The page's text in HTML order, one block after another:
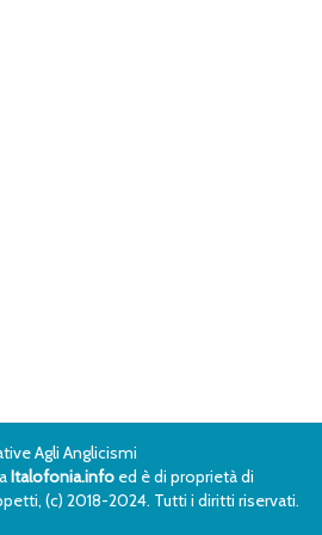
Agli Anglicismi
Italofonia.info ed è di proprietà di
(c) 2018-2024. Tutti i diritti riservati.